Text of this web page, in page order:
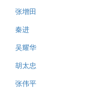
张增田
秦进
吴耀华
胡太忠
张伟平